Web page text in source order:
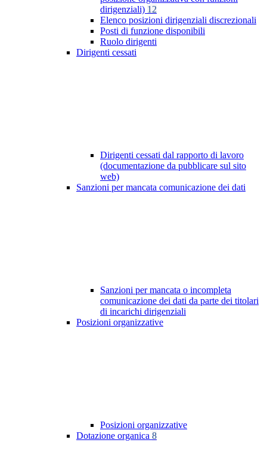
dirigenziali) 12
Elenco posizioni dirigenziali discrezionali
Posti di funzione disponibili
Ruolo dirigenti
Dirigenti cessati
Dirigenti cessati dal rapporto di lavoro
(documentazione da pubblicare sul sito
web)
Sanzioni per mancata comunicazione dei dati
Sanzioni per mancata o incompleta
comunicazione dei dati da parte dei titolari
di incarichi dirigenziali
Posizioni organizzative
Posizioni organizzative
Dotazione organica 8